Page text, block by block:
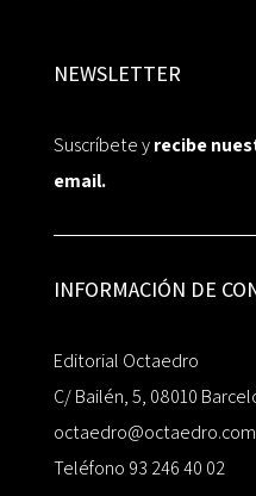
NEWSLETTER
Suscríbete yrecibe
email.
INFORMACIÓN DE
Editorial Octaedro
C/ Bailén, 5, 08010
octaedro@octaedro.com
Teléfono 93 246 40 02